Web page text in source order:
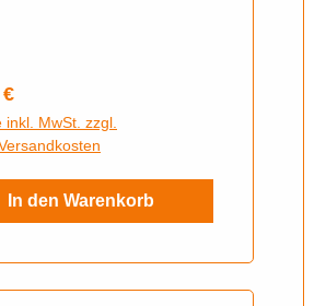
Preis:
inkl. MwSt. zzgl.
In den Warenkorb